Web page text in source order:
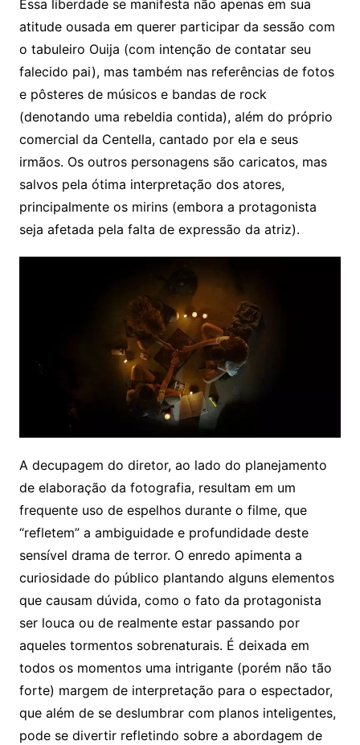
Essa liberdade se manifesta não apenas em sua
atitude ousada em querer participar da sessão com
o tabuleiro Ouija (com intenção de contatar seu
falecido pai), mas também nas referências de fotos
e pôsteres de músicos e bandas de rock
(denotando uma rebeldia contida), além do próprio
comercial da Centella, cantado por ela e seus
irmãos. Os outros personagens são caricatos, mas
salvos pela ótima interpretação dos atores,
principalmente os mirins (embora a protagonista
seja afetada pela falta de expressão da atriz).
A decupagem do diretor, ao lado do planejamento
de elaboração da fotografia, resultam em um
frequente uso de espelhos durante o filme, que
“refletem” a ambiguidade e profundidade deste
sensível drama de terror. O enredo apimenta a
curiosidade do público plantando alguns elementos
que causam dúvida, como o fato da protagonista
ser louca ou de realmente estar passando por
aqueles tormentos sobrenaturais. É deixada em
todos os momentos uma intrigante (porém não tão
forte) margem de interpretação para o espectador,
que além de se deslumbrar com planos inteligentes,
pode se divertir refletindo sobre a abordagem de